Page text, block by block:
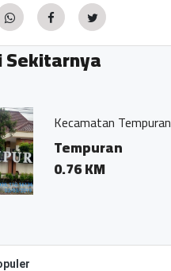
Sekitarnya
Kecamatan Tempuran
Tempuran
0.76 KM